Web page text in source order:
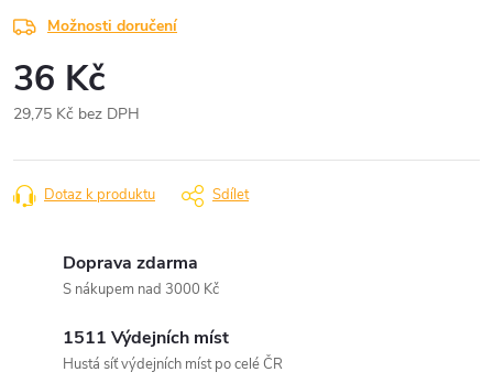
Možnosti doručení
36 Kč
29,75 Kč bez DPH
cena:
Dotaz k produktu Sdílet
Doprava zdarma
S nákupem nad 3000 Kč
1511 Výdejních míst
Hustá síť výdejních míst po celé ČR